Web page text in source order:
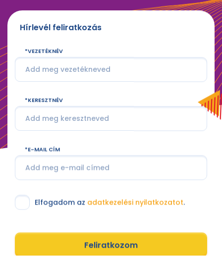
Hírlevél feliratkozás
VEZETÉKNÉV
KERESZTNÉV
E-MAIL CÍM
Elfogadom az adatkezelési nyilatkozatot.
Feliratkozom